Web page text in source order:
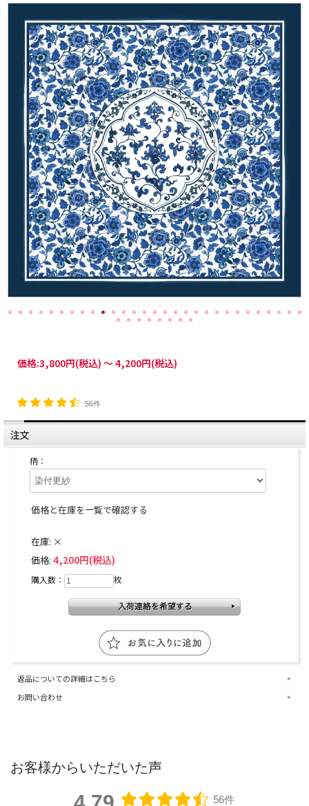
価格:3,800円(税込) ～4,200円(税込)
56件
注文
柄：
価格と在庫を一覧で確認する
在庫: ×
価格: 4,200円(税込)
購入数： 枚
返品についての詳細はこちら
お問い合わせ
お客様からいただいた声
56件